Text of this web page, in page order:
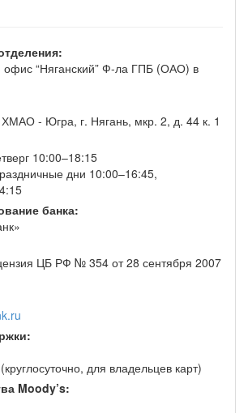
офис “Няганский” Ф-ла ГПБ (ОАО) в
- Югра, г. Нягань, мкр. 2, д. 44 к. 1
10:00–18:15
дни 10:00–16:45,
банка:
ЦБ РФ № 354 от 28 сентября 2007
для владельцев карт)
Moody’s: